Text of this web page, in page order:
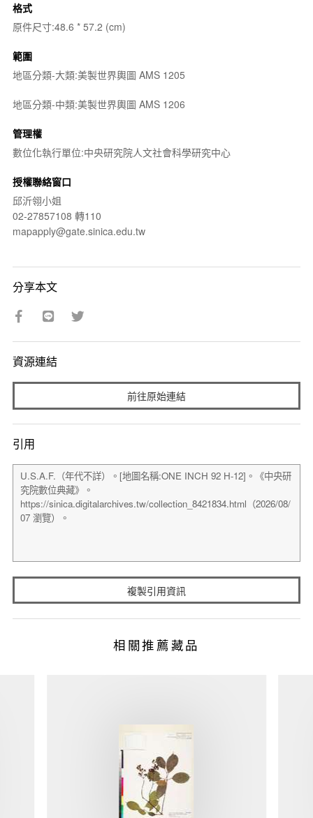
格式
原件尺寸:48.6 * 57.2 (cm)
範圍
地區分類-大類:美製世界輿圖 AMS 1205
地區分類-中類:美製世界輿圖 AMS 1206
管理權
數位化執行單位:中央研究院人文社會科學研究中心
授權聯絡窗口
邱沂翎小姐
02-27857108 轉110
mapapply@gate.sinica.edu.tw
分享本文
資源連結
前往原始連結
引用
複製引用資訊
相關推薦藏品